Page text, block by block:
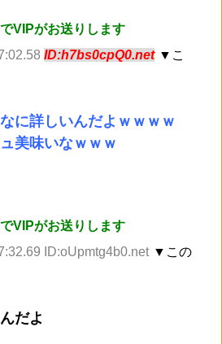
VIPがお送りします
ID:h7bs0cpQ0.net ▼こ
に詳しいんだよｗｗｗｗ
美味いなｗｗｗ
VIPがお送りします
ID:oUpmtg4b0.net ▼この
だよ